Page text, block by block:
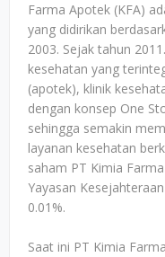
Farma Apotek (KFA)
yang didirikan
2003. Sejak tahun
kesehatan yang
(apotek), klinik
dengan konsep One
sehingga semakin
layanan kesehatan
saham PT Kimia
Yayasan
0.01%.
Saat ini PT Kimia